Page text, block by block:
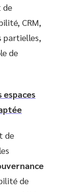
de
CRM,
partielles,
de
espaces
de
de